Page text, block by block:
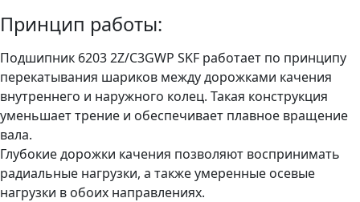
Принцип работы:
Подшипник 6203 2Z/C3GWP SKF работает по принципу
перекатывания шариков между дорожками качения
внутреннего и наружного колец. Такая конструкция
уменьшает трение и обеспечивает плавное вращение
вала.
Глубокие дорожки качения позволяют воспринимать
радиальные нагрузки, а также умеренные осевые
нагрузки в обоих направлениях.